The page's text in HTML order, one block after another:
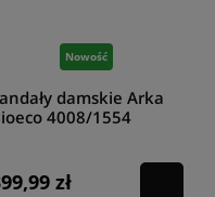
Nowość
damskie Arka
4008/1554
zł